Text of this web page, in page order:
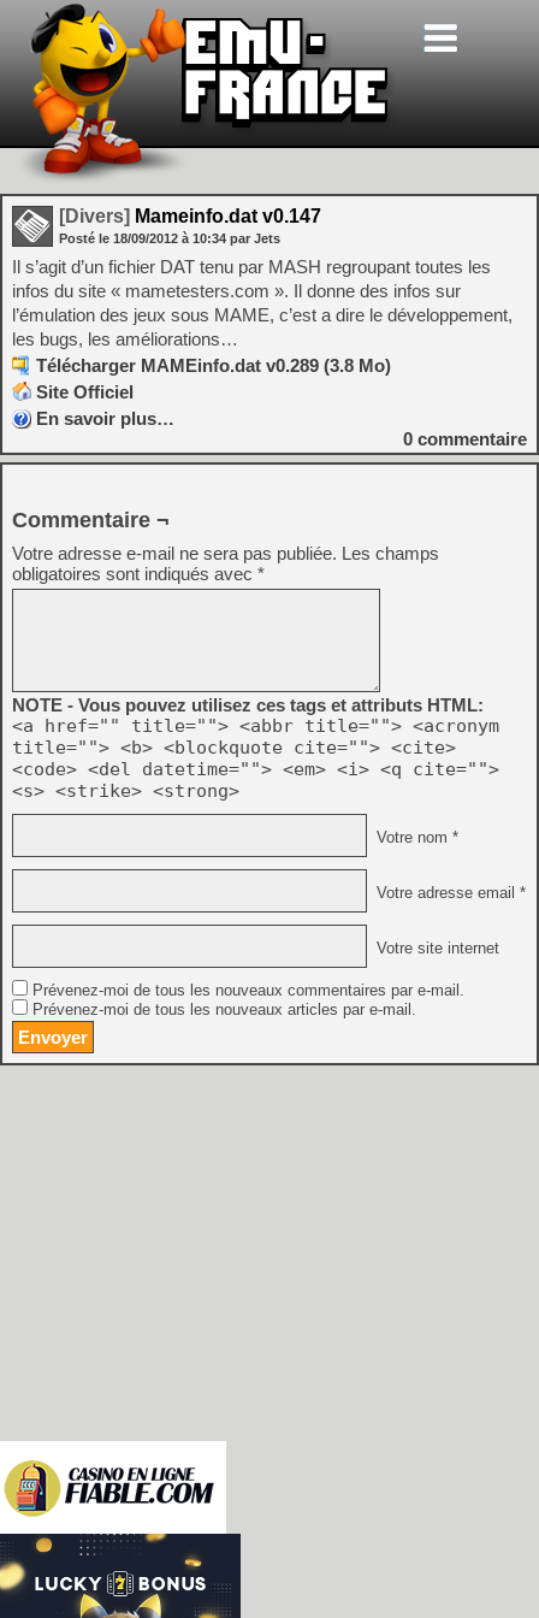
[Divers] Mameinfo.dat v0.147
Posté le 18/09/2012 à 10:34 par Jets
Il s’agit d’un fichier DAT tenu par MASH regroupant toutes les
infos du site « mametesters.com ». Il donne des infos sur
l’émulation des jeux sous MAME, c’est a dire le développement,
les bugs, les améliorations…
Télécharger MAMEinfo.dat v0.289 (3.8 Mo)
Site Officiel
En savoir plus…
0 commentaire
Commentaire ¬
Votre adresse e-mail ne sera pas publiée. Les champs
obligatoires sont indiqués avec *
NOTE - Vous pouvez utilisez ces tags et attributs HTML:
<a href="" title=""> <abbr title=""> <acronym
title=""> <b> <blockquote cite=""> <cite>
<code> <del datetime=""> <em> <i> <q cite="">
<s> <strike> <strong>
Votre nom *
Votre adresse email *
Votre site internet
Prévenez-moi de tous les nouveaux commentaires par e-mail.
Prévenez-moi de tous les nouveaux articles par e-mail.